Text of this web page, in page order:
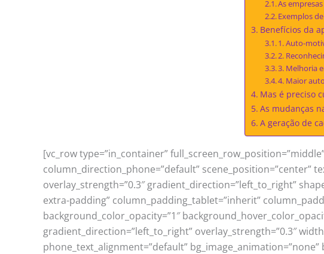
As
Exemplos
Benefícios da
1. Auto-
2.
3. Melhoria
4. Maior
Mas é preciso
As mudanças
A geração de
[vc_row type=”in_container”
column_direction_phone=”default” scene_position=”center”
overlay_strength=”0.3″ gradient_direction=”left_to_right”
extra-padding” column_padding_tablet=”inherit”
background_color_opacity=”1″
gradient_direction=”left_to_right” overlay_strength=”0.3″
phone_text_alignment=”default”